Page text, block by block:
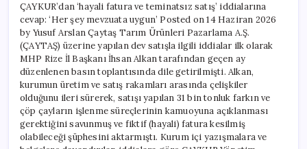
satış’
iddialarına
cevap:
‘Her
mevzuata
uygun’
için
ÇAYKUR’dan ‘hayali fatura ve teminatsız satış’ iddialarına
cevap: ‘Her şey mevzuata uygun’ Posted on 14 Haziran 2026
by Yusuf Arslan Çaytaş Tarım Ürünleri Pazarlama A.Ş.
(ÇAYTAŞ) üzerine yapılan dev satışla ilgili iddialar ilk olarak
MHP Rize İl Başkanı İhsan Alkan tarafından geçen ay
düzenlenen basın toplantısında dile getirilmişti. Alkan,
kurumun üretim ve satış rakamları arasında çelişkiler
olduğunu ileri sürerek, satışı yapılan 31 bin tonluk farkın ve
çöp çayların işlenme süreçlerinin kamuoyuna açıklanması
gerektiğini savunmuş ve fiktif (hayali) fatura kesilmiş
olabileceği şüphesini aktarmıştı. Kurum içi yazışmalara ve